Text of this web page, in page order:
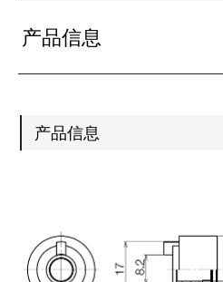
产品信息
产品信息